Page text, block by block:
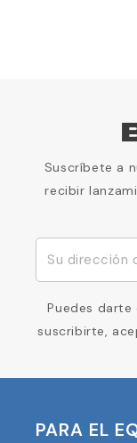
Suscríbete a
recibir
Puedes
suscribirte,
PARA EL